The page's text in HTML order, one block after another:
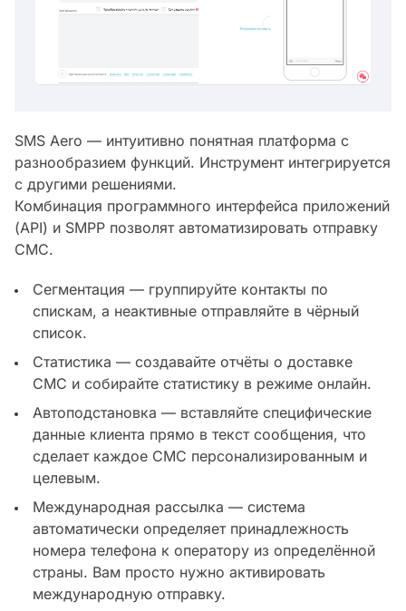
SMS Aero — интуитивно понятная платформа с
разнообразием функций. Инструмент интегрируется
с другими решениями.
Комбинация программного интерфейса приложений
(API) и SMPP позволят автоматизировать отправку
СМС.
Сегментация — группируйте контакты по
спискам, а неактивные отправляйте в чёрный
список.
Статистика — создавайте отчёты о доставке
СМС и собирайте статистику в режиме онлайн.
Автоподстановка — вставляйте специфические
данные клиента прямо в текст сообщения, что
сделает каждое СМС персонализированным и
целевым.
Международная рассылка — система
автоматически определяет принадлежность
номера телефона к оператору из определённой
страны. Вам просто нужно активировать
международную отправку.